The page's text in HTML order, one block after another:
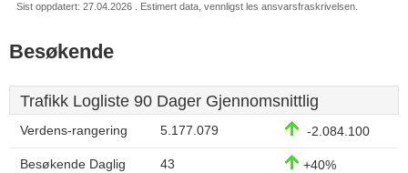
Sist oppdatert: 27.04.2026 . Estimert data, vennligst les ansvarsfraskrivelsen.
Besøkende
Trafikk Logliste 90 Dager Gjennomsnittlig
Verdens-rangering 5.177.079 -2.084.100
Besøkende Daglig 43 +40%